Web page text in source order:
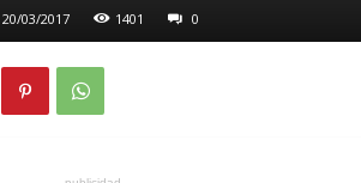
20/03/2017 1401 0